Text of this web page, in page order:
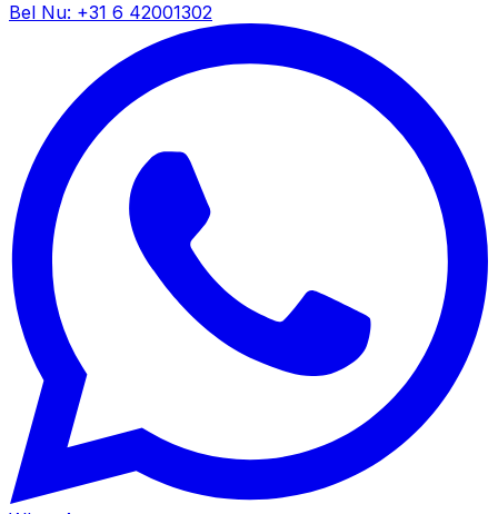
Bel Nu: +31 6 42001302